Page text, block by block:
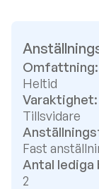
Omfattning:
Heltid
Varaktighet:
Tillsvidare
Fast
Antal
2